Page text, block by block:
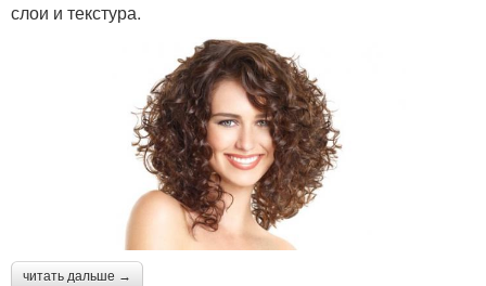
слои и текстура.
читать дальше →